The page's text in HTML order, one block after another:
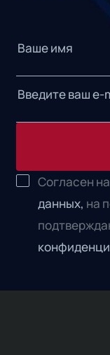
Согласен
данных, на